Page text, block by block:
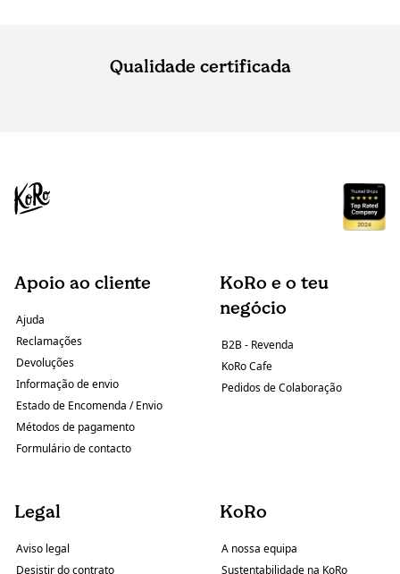
Qualidade certificada
Apoio ao cliente
Ajuda
Reclamações
Devoluções
Informação de envio
Estado de Encomenda / Envio
Métodos de pagamento
Formulário de contacto
KoRo e o teu
negócio
B2B - Revenda
KoRo Cafe
Pedidos de Colaboração
Legal
Aviso legal
Desistir do contrato
KoRo
A nossa equipa
Sustentabilidade na KoRo